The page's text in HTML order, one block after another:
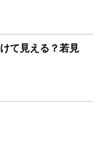
て見える？若見